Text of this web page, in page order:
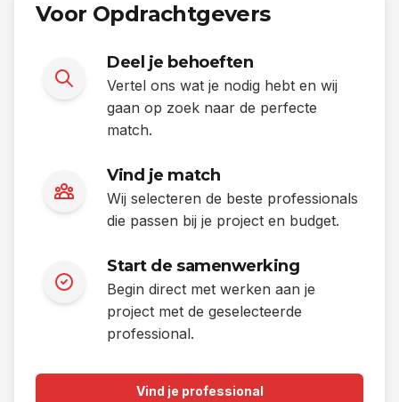
Voor Opdrachtgevers
Deel je behoeften
Vertel ons wat je nodig hebt en wij
gaan op zoek naar de perfecte
match.
Vind je match
Wij selecteren de beste professionals
die passen bij je project en budget.
Start de samenwerking
Begin direct met werken aan je
project met de geselecteerde
professional.
Vind je professional